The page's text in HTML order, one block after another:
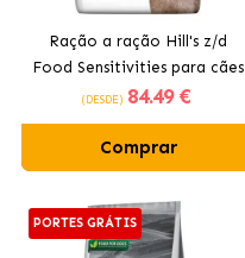
Ração a ração Hill's z/d
Food Sensitivities para cães
pequenos
(DESDE) 84.49 €
Comprar
PORTES GRÁTIS